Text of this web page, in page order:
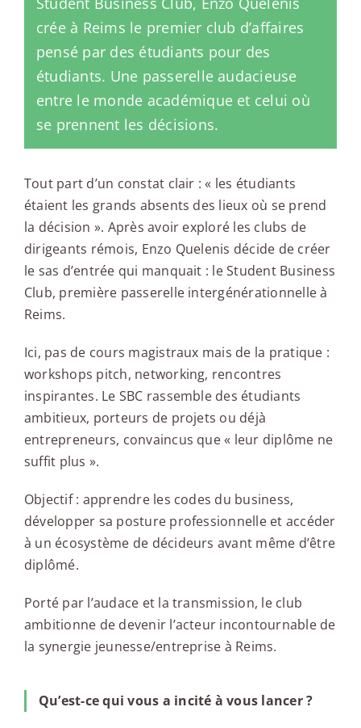
crée à Reims le premier club d’affaires
pensé par des étudiants pour des
étudiants. Une passerelle audacieuse
entre le monde académique et celui où
se prennent les décisions.
Tout part d’un constat clair : « les étudiants
étaient les grands absents des lieux où se prend
la décision ». Après avoir exploré les clubs de
dirigeants rémois, Enzo Quelenis décide de créer
le sas d’entrée qui manquait : le Student Business
Club, première passerelle intergénérationnelle à
Reims.
Ici, pas de cours magistraux mais de la pratique :
workshops pitch, networking, rencontres
inspirantes. Le SBC rassemble des étudiants
ambitieux, porteurs de projets ou déjà
entrepreneurs, convaincus que « leur diplôme ne
suffit plus ».
Objectif : apprendre les codes du business,
développer sa posture professionnelle et accéder
à un écosystème de décideurs avant même d’être
diplômé.
Porté par l’audace et la transmission, le club
ambitionne de devenir l’acteur incontournable de
la synergie jeunesse/entreprise à Reims.
Qu’est-ce qui vous a incité à vous lancer ?